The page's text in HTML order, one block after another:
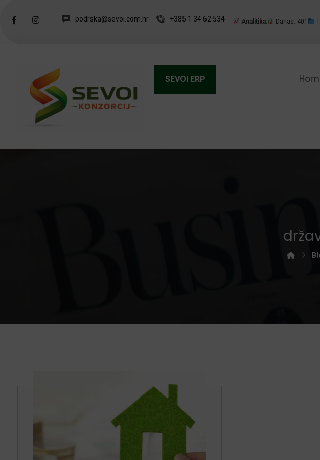
podrska@sevoi.com.hr +385 1 34 62 534 Analitika: Danas: 401
SEVOI ERP